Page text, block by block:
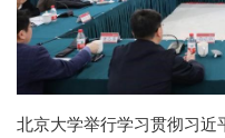
北京大学举行学习贯彻习近